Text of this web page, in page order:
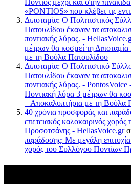
Πόντιος μέχρι και στην
«PONTIOS» που κλέβει τις
Διποταμία: Ο Πολιτιστικός
Πατουλίδου έκαναν τα
ποντιακής λύρας. -
μέτρων θα κοσμεί τη
με τη Βούλα Πατουλίδου
Διποταμία: Ο Πολιτιστικό
Πατουλίδου έκαναν τα
ποντιακής λύρας. -
Ποντιακή λύρα 3 μέτρων θα
– Αποκαλυπτήρια με τη Βούλα
40 χρόνια προσφοράς και
επετειακός καλοκαιρινός
Προσοτσάνης - HellasVoice.gr
παράδοσης: Με μεγάλη επιτυχία
χορός του Συλλόγου Ποντίων